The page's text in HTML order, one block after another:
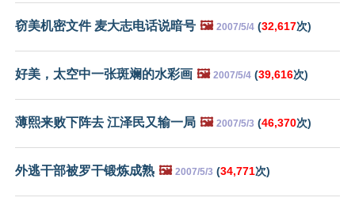
窃美机密文件 麦大志电话说暗号 🖼️ 2007/5/4 (32,617次)
好美，太空中一张斑斓的水彩画 🖼️ 2007/5/4 (39,616次)
薄熙来败下阵去 江泽民又输一局 🖼️ 2007/5/3 (46,370次)
外逃干部被罗干锻炼成熟 🖼️ 2007/5/3 (34,771次)